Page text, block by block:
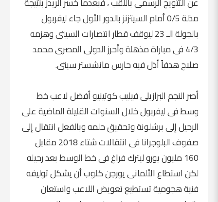
مذلة 0/5 أمام السيتزنز بالدور الأول جاء ليفربول
بالجولة الـ 23 ليوقف قطار انتصارات السيتى وهزمه
4/3 فى مباراة مذهلة وأحرز الدولى المصرى محمد
صلاح هدفاً أذل فيه حارس مانشستر سيتى.
أصر النجم البرازيلى فيليب كوتينيو أفضل لاعب خط
وسط فى ليفربول خلال السنوات القليلة الماضية على
الرحيل إلى برشلونة وتحقيق حلمه وبالفعل انتقال إلى
صفوف البلوجرانا فى انتقالات شتاء 2018 مقابل
160 مليون يورو ليترك فراغ فى خط الوسط بعد رحيله
لكن استطاع الألمانى يورجن كلوب أن يشكل توليفه
فنية هجومية تستطيع تعويض اللاعب واستعان